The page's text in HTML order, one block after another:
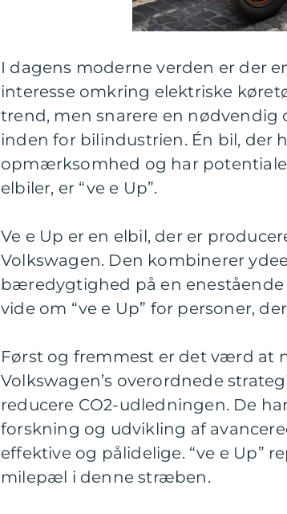
I dagens moderne verden er der
interesse omkring elektriske
trend, men snarere en
inden for bilindustrien. Én bil, der
opmærksomhed og har
elbiler, er “ve e Up”.
Ve e Up er en elbil, der er
Volkswagen. Den kombinerer
bæredygtighed på en
vide om “ve e Up” for personer,
Først og fremmest er det værd at
Volkswagen’s overordnede
reducere CO2-udledningen. De
forskning og udvikling af
effektive og pålidelige. “ve e Up”
milepæl i denne stræben.